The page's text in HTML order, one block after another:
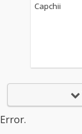
Capchii
Error.